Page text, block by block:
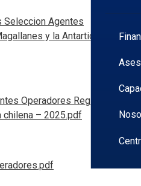
Seleccion Agentes
y la Antartica
Operadores Region de
chilena – 2025.pdf